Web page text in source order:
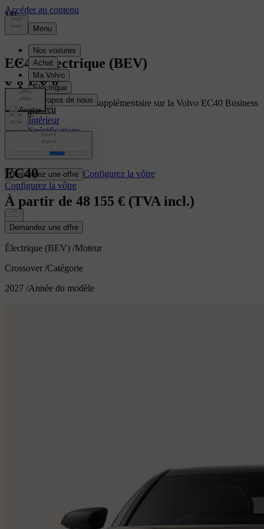
EC40 Électrique (BEV)
Aperçu
Intérieur
Spécifications
Caractéristiques
Demandez une offre Configurez la vôtre
Configurez la vôtre
Bénéficiez d'une remise supplémentaire sur la Volvo EC40 Business
Edition.
En savoir plus
EC40
À partir de 48 155 € (TVA incl.)
Demandez une offre
Électrique (BEV) /Moteur
Crossover /Catégorie
2027 /Année du modèle
1/0
1/0
1/0